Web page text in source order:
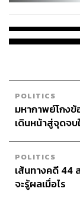
POLITICS
มหากาพย์โกง
เดินหน้าสู่จุดจ
POLITICS
เส้นทางคดี 44
จะรู้ผลเมื่อไร